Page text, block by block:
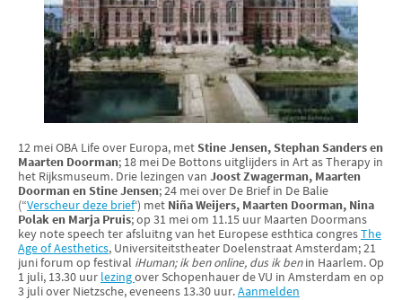
12 mei OBA Life over Europa, metStine Jensen, Stephan Sanders en
Maarten Doorman; 18 mei De Bottons uitglijders in Art as Therapy in
het Rijksmuseum. Drie lezingen van Joost Zwagerman, Maarten
Doorman en Stine Jensen; 24 mei over De Brief in De Balie
(“Verscheur deze brief‘) met Niña Weijers, Maarten Doorman, Nina
Polak en Marja Pruis; op 31 mei om 11.15 uur Maarten Doormans
key note speech ter afsluitng van het Europese esthtica congresThe
Age of Aesthetics, Universiteitstheater Doelenstraat Amsterdam; 21
juni forum op festival iHuman; ik ben online, dus ik benin Haarlem. Op
1 juli, 13.30 uur lezingover Schopenhauer de VU in Amsterdam en op
3 juli over Nietzsche, eveneens 13.30 uur.Aanmelden